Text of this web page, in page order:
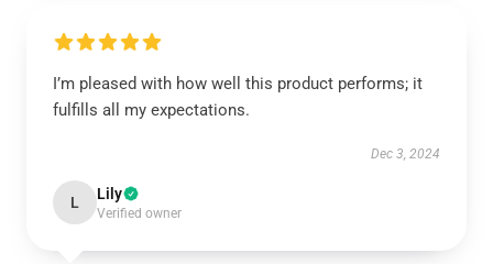
I’m pleased with how well this product performs; it
fulfills all my expectations.
Dec 3, 2024
L Lily
Verified owner